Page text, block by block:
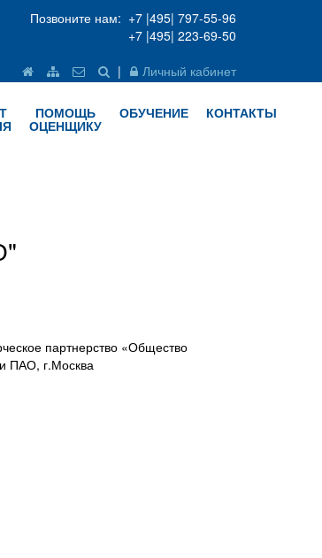
Позвоните нам: +7 |495| 797-55-96
+7 |495| 223-69-50
|
Личный кабинет
ПОМОЩЬ
ОЦЕНЩИКУ
ОБУЧЕНИЕ КОНТАКТЫ
партнерство «Общество
ПАО, г.Москва